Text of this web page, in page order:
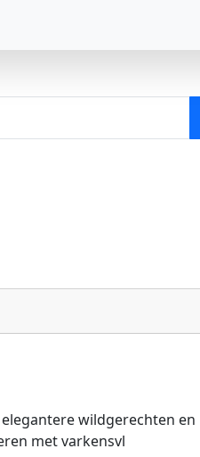
wildgerechten en
met varkensvl